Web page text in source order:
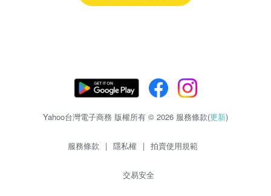
Yahoo台灣電子商務 版權所有 © 2026 服務條款(更新)
服務條款 | 隱私權 | 拍賣使用規範
交易安全